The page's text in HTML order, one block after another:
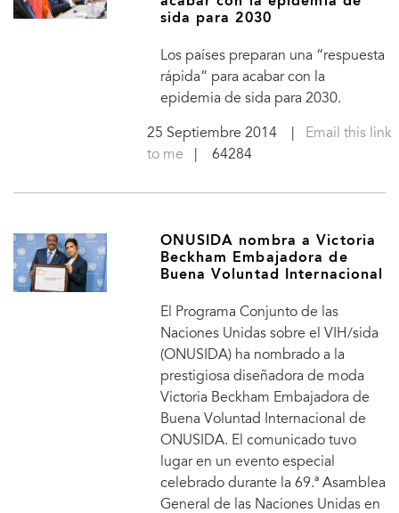
sida para 2030
Los países preparan una “respuesta
rápida” para acabar con la
epidemia de sida para 2030.
25 Septiembre 2014|
Email this link
to me | 64284
ONUSIDA nombra a Victoria
Beckham Embajadora de
Buena Voluntad Internacional
El Programa Conjunto de las
Naciones Unidas sobre el VIH/sida
(ONUSIDA) ha nombrado a la
prestigiosa diseñadora de moda
Victoria Beckham Embajadora de
Buena Voluntad Internacional de
ONUSIDA. El comunicado tuvo
lugar en un evento especial
celebrado durante la 69.ª Asamblea
General de las Naciones Unidas en